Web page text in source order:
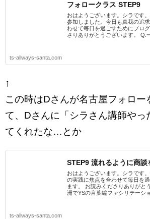
フォロークラス STEP9
おはようございます。シラです
参加しました。今日も真我の追
わせて毎日を過ごすためにブロ
さりありがとうございます。 Q.
ts-allways-santa.com
↑
この時はDさんが名古屋フォロー
て、Dさんに「シラさん講師やっ
てくれたな…とか
STEP9 流れるように商談
おはようございます。シラです
の実践に焦点を合わせて毎日を
ます。 お読みくださりありがと
洲でYSの言葉編ファシリテーシ
ts-allways-santa.com